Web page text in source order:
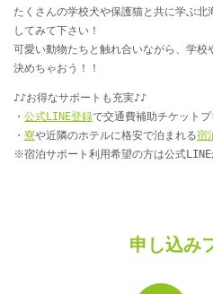
たくさんの学校犬や保護猫と共に学ぶ
してみて下さい！
可愛い動物たちと触れ合いながら、学
決めちゃおう！！
♪♪お得なサポートも充実♪♪
・ 公式LINE登録で交通費補助チケットプ
・ 寮や近隣のホテルに格安で泊まれる宿
※宿泊サポート利用希望の方は公式
申し込み